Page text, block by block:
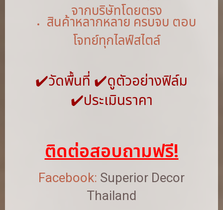
จากบริษัทโดยตรง
สินค้าหลากหลาย ครบจบ ตอบ
โจทย์ทุกไลฟ์สไตล์
✔️วัดพื้นที่ ✔️ดูตัวอย่างฟิล์ม
✔️ประเมินราคา
ติดต่อสอบถามฟรี!
Facebook: Superior Decor
Thailand